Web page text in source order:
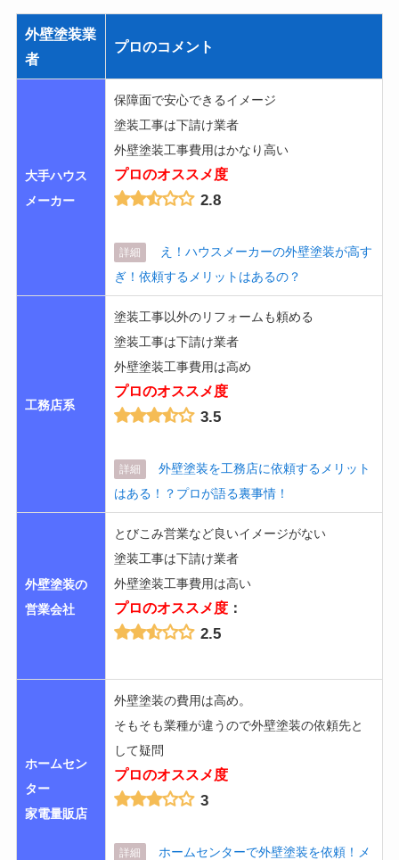
外壁塗装業
者
プロのコメント
大手ハウス
メーカー
保障面で安心できるイメージ
塗装工事は下請け業者
外壁塗装工事費用はかなり高い
プロのオススメ度
2.8
詳細
え！ハウスメーカーの外壁塗装が高す
ぎ！依頼するメリットはあるの？
工務店系
塗装工事以外のリフォームも頼める
塗装工事は下請け業者
外壁塗装工事費用は高め
プロのオススメ度
3.5
詳細
外壁塗装を工務店に依頼するメリット
はある！？プロが語る裏事情！
外壁塗装の
営業会社
とびこみ営業など良いイメージがない
塗装工事は下請け業者
外壁塗装工事費用は高い
プロのオススメ度：
2.5
ホームセン
ター
家電量販店
外壁塗装の費用は高め。
そもそも業種が違うので外壁塗装の依頼先と
して疑問
プロのオススメ度
3
詳細 ホームセンターで外壁塗装を依頼！メ